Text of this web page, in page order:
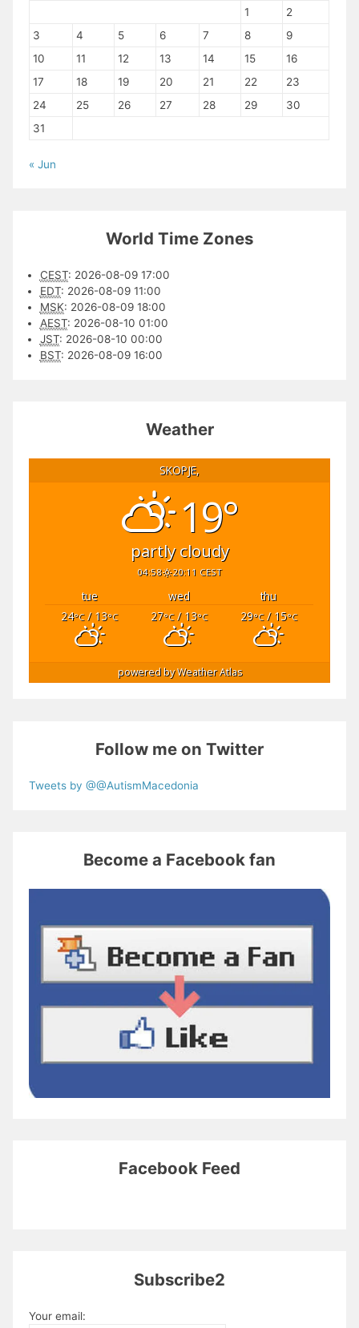
1
2
3
4 5 6 7 8
9
10
11 12 13 14 15
16
17
18 19 20 21 22
23
24
25 26 27 28 29
30
31
« Jun
World Time Zones
CEST: 2026-08-09 17:00
EDT: 2026-08-09 11:00
MSK: 2026-08-09 18:00
AEST: 2026-08-10 01:00
JST: 2026-08-10 00:00
BST: 2026-08-09 16:00
Weather
SKOPJE,
19°
partly cloudy
04:58 20:11 CEST
tue wed
thu
24°C/ 13°C 27°C/ 13°C 29°C/ 15°C
powered byWeather Atlas
Follow me on Twitter
Tweets by @@AutismMacedonia
Become a Facebook fan
Facebook Feed
Subscribe2
Your email: